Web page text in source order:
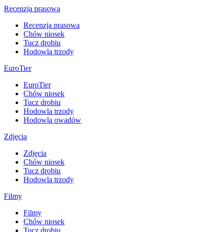
Recenzja prasowa
Recenzja prasowa
Chów niosek
Tucz drobiu
Hodowla trzody
EuroTier
EuroTier
Chów niosek
Tucz drobiu
Hodowla trzody
Hodowla owadów
Zdjęcia
Zdjęcia
Chów niosek
Tucz drobiu
Hodowla trzody
Filmy
Filmy
Chów niosek